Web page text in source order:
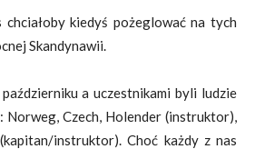
kiedyś pożeglować na tych
Skandynawii.
a uczestnikami byli ludzie
Norweg, Czech, Holender (instruktor),
instruktor). Choć każdy z nas